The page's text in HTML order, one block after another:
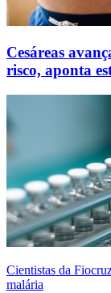
Cesáreas
risco, aponta
Cientistas da
malária